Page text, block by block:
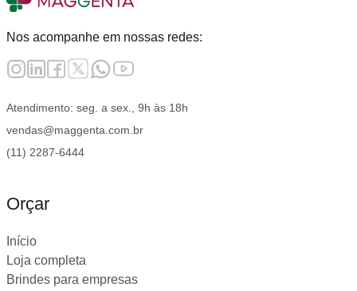
Nos acompanhe em nossas redes:
Atendimento: seg. a sex., 9h às 18h
vendas@maggenta.com.br
(11) 2287-6444
Orçar
Início
Loja completa
Brindes para empresas